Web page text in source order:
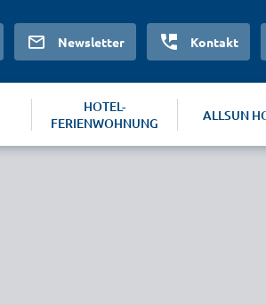
Newsletter Kontakt
HOTEL-
FERIENWOHNUNG
ALLSUN